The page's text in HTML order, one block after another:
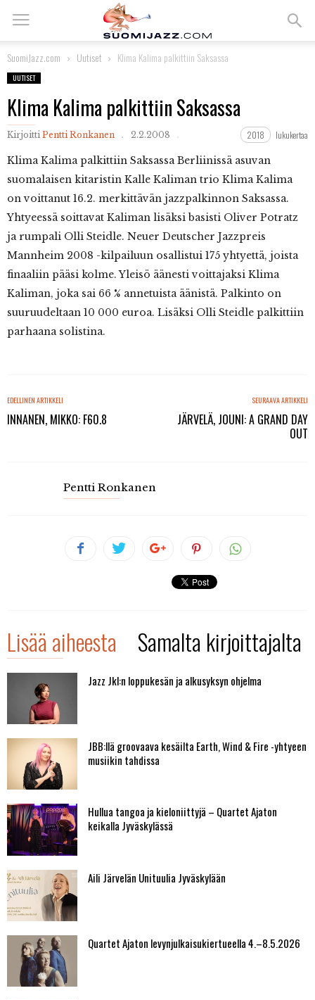
SuomiJazz.com Uutiset Klima Kalima palkittiin Saksassa
UUTISET
Klima Kalima palkittiin Saksassa
Kirjoitti Pentti Ronkanen 2.2.2008 2018 lukukertaa
KlimaKalima palkittiin Saksassa Berliinissä asuvan
suomalaisen kitaristin Kalle Kaliman trio Klima Kalima
on voittanut 16.2. merkittävän jazzpalkinnon Saksassa.
Yhtyeessä soittavat Kaliman lisäksi basisti Oliver Potratz
ja rumpali Olli Steidle. Neuer Deutscher Jazzpreis
Mannheim 2008 -kilpailuun osallistui 175 yhtyettä, joista
finaaliin pääsi kolme. Yleisö äänesti voittajaksi Klima
Kaliman, joka sai 66 % annetuista äänistä. Palkinto on
suuruudeltaan 10 000 euroa. Lisäksi Olli Steidle palkittiin
parhaana solistina.
EDELLINEN ARTIKKELI
INNANEN, MIKKO: F60.8
SEURAAVA ARTIKKELI
JÄRVELÄ, JOUNI: A GRAND DAY
OUT
Pentti Ronkanen
Lisää aiheesta Samalta kirjoittajalta
Jazz Jkl:n loppukesän ja alkusyksyn ohjelma
JBB:llä groovaava kesäilta Earth, Wind & Fire -yhtyeen
musiikin tahdissa
Hullua tangoa ja kieloniittyjä – Quartet Ajaton
keikalla Jyväskylässä
Aili Järvelän Unituulia Jyväskylään
Quartet Ajaton levynjulkaisukiertueella 4.–8.5.2026